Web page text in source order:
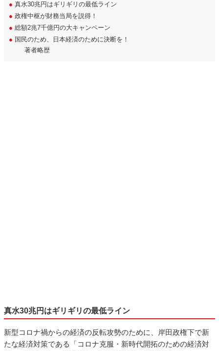
● 真水30兆円はギリギリの最低ライン
● 政権中枢が財務当局を説得！
● 総額2兆7千億円の大キャンペーン
● 国民のため、日本経済のために決断を！
著者略歴
真水30兆円はギリギリの最低ライン
新型コロナ禍からの経済の反転攻勢のために、岸田政権下で新
たな経済対策である「コロナ克服・新時代開拓のための経済対